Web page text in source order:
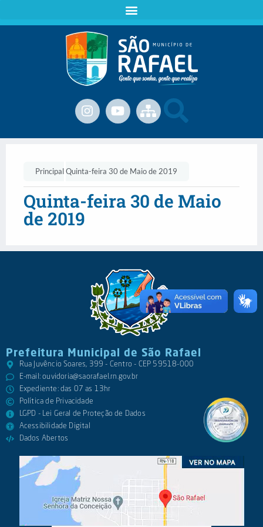
PrincipalQuinta-feira 30 de Maio de 2019
Quinta-feira 30 de Maio
de 2019
Prefeitura Municipal de São Rafael
Rua Juvêncio Soares, 399 - Centro - CEP 59518-000
E-mail:ouvidoria@saorafael.rn.gov.br
Expediente: das 07 as 13hr
Política de Privacidade
LGPD - Lei Geral de Proteção de Dados
Acessibilidade Digital
Dados Abertos